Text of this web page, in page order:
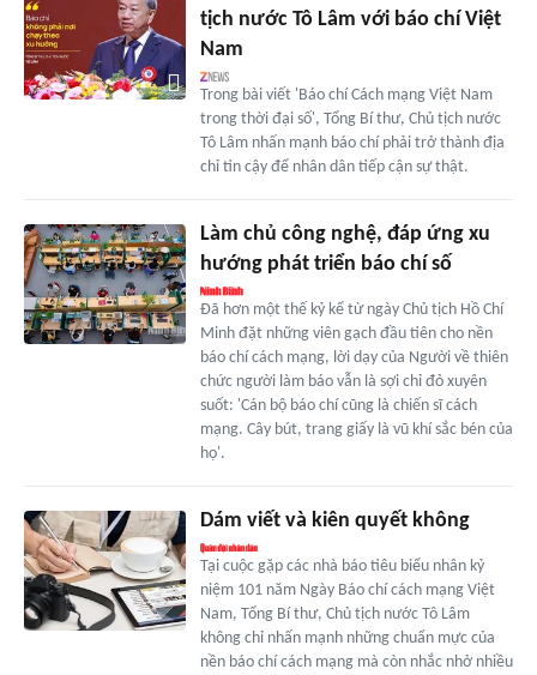
tịch nước Tô Lâm với báo chí Việt
Nam
Trong bài viết 'Báo chí Cách mạng Việt Nam
trong thời đại số', Tổng Bí thư, Chủ tịch nước
Tô Lâm nhấn mạnh báo chí phải trở thành địa
chỉ tin cậy để nhân dân tiếp cận sự thật.
Làm chủ công nghệ, đáp ứng xu
hướng phát triển báo chí số
Đã hơn một thế kỷ kể từ ngày Chủ tịch Hồ Chí
Minh đặt những viên gạch đầu tiên cho nền
báo chí cách mạng, lời dạy của Người về thiên
chức người làm báo vẫn là sợi chỉ đỏ xuyên
suốt: 'Cán bộ báo chí cũng là chiến sĩ cách
mạng. Cây bút, trang giấy là vũ khí sắc bén của
họ'.
Dám viết và kiên quyết không
Tại cuộc gặp các nhà báo tiêu biểu nhân kỷ
niệm 101 năm Ngày Báo chí cách mạng Việt
Nam, Tổng Bí thư, Chủ tịch nước Tô Lâm
không chỉ nhấn mạnh những chuẩn mực của
nền báo chí cách mạng mà còn nhắc nhở nhiều